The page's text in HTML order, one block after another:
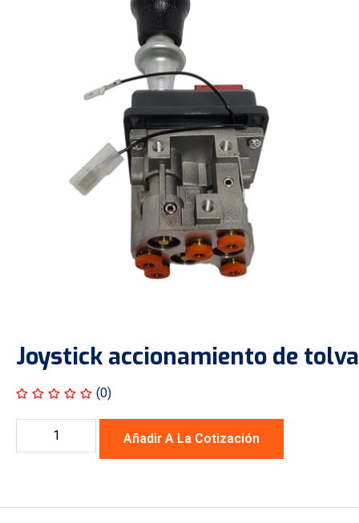
Joystick accionamiento de tolva
(0)
Añadir A La Cotización